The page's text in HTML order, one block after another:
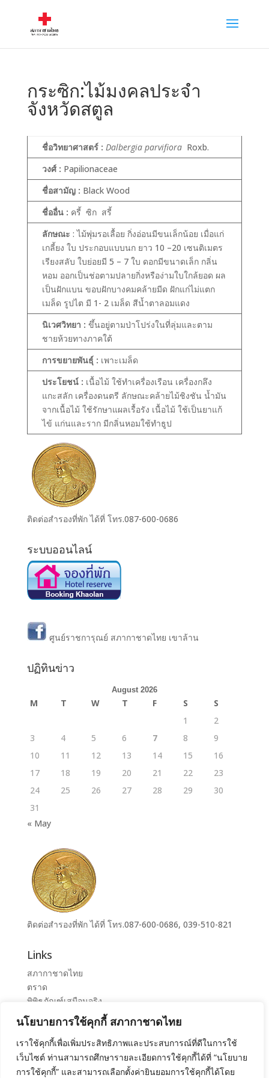
นโยบายการใช้คุกกี้ สภากาชาดไทย
เราใช้คุกกี้เพื่อเพิ่มประสิทธิภาพและประสบการณ์ที่ดีในการใช้
เว็บไซต์ ท่านสามารถศึกษารายละเอียดการใช้คุกกี้ได้ที่ “นโยบาย
การใช้คุกกี้” และสามารถเลือกตั้งค่ายินยอมการใช้คุกกี้ได้โดย
กระซิก:ไม้มงคลประจำ
จังหวัดสตูล
ชื่อวิทยาศาสตร์ : Dalbergia parvifiora Roxb.
วงศ์ : Papilionaceae
ชื่อสามัญ : Black Wood
ชื่ออื่น : ครี้ ซิก สรี้
ลักษณะ : ไม้พุ่มรอเลื้อย กิ่งอ่อนมีขนเล็กน้อย เมื่อแก่
เกลี้ยง ใบ ประกอบแบบนก ยาว 10 –20 เซนติเมตร
เรียงสลับ ใบย่อยมี 5 – 7 ใบ ดอกมีขนาดเล็ก กลิ่น
หอม ออกเป็นช่อตามปลายกิ่งหรือง่ามใบใกล้ยอด ผล
เป็นฝักแบน ขอบฝักบางคมคล้ายมีด ฝักแก่ไม่แตก
เมล็ด รูปไต มี 1- 2 เมล็ด สีน้ำตาลอมแดง
นิเวศวิทยา : ขึ้นอยู่ตามป่าโปร่งในที่ลุ่มและตาม
ชายห้วยทางภาคใต้
การขยายพันธุ์ : เพาะเมล็ด
ประโยชน์ : เนื้อไม้ ใช้ทำเครื่องเรือน เครื่องกลึง
แกะสลัก เครื่องดนตรี ลักษณะคล้ายไม้ชิงชัน น้ำมัน
จากเนื้อไม้ ใช้รักษาแผลเรื้อรัง เนื้อไม้ ใช้เป็นยาแก้
ไข้ แก่นและราก มีกลิ่นหอมใช้ทำธูป
ติดต่อสำรองที่พัก ได้ที่ โทร.087-600-0686
ระบบออนไลน์
ศูนย์ราชการุณย์ สภากาชาดไทย เขาล้าน
ปฏิทินข่าว
August 2026
M T W T F S
S
1
2
3
4 5 6 7 8
9
10
11 12 13 14 15
16
17
18 19 20 21 22
23
24
25 26 27 28 29
30
31
« May
ติดต่อสำรองที่พัก ได้ที่ โทร.087-600-0686, 039-510-821
Links
สภากาชาดไทย
ตราด
พิพิธภัณฑ์เสมือนจริง
ระบบจองห้องศูนย์ราชการุณย์สภากาชาดไทย เขาล้าน
ศูนย์ราชการุณย์ สภากาชาดไทย เขาล้าน